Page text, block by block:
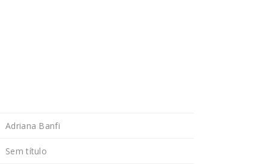
Adriana Banfi
Sem título